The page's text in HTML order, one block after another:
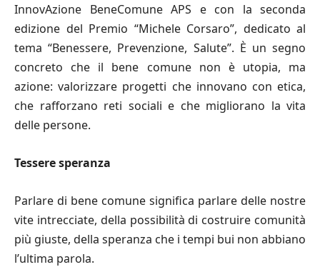
InnovAzione BeneComune APS e con la seconda
edizione del Premio “Michele Corsaro”, dedicato al
tema “Benessere, Prevenzione, Salute”. È un segno
concreto che il bene comune non è utopia, ma
azione: valorizzare progetti che innovano con etica,
che rafforzano reti sociali e che migliorano la vita
delle persone.
Tessere speranza
Parlare di bene comune significa parlare delle nostre
vite intrecciate, della possibilità di costruire comunità
più giuste, della speranza che i tempi bui non abbiano
l’ultima parola.